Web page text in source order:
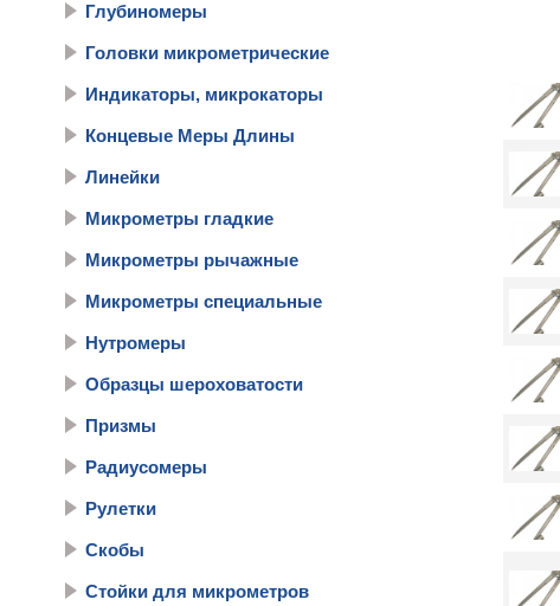
Глубиномеры
Головки микрометрические
Индикаторы, микрокаторы
Концевые Меры Длины
Линейки
Микрометры гладкие
Микрометры рычажные
Микрометры специальные
Нутромеры
Образцы шероховатости
Призмы
Радиусомеры
Рулетки
Скобы
Стойки для микрометров